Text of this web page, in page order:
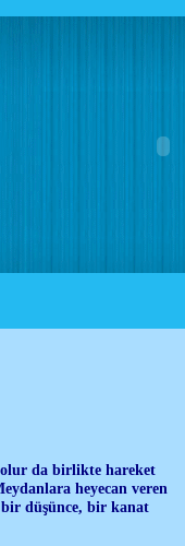
da birlikte hareket
heyecan veren
düşünce, bir kanat